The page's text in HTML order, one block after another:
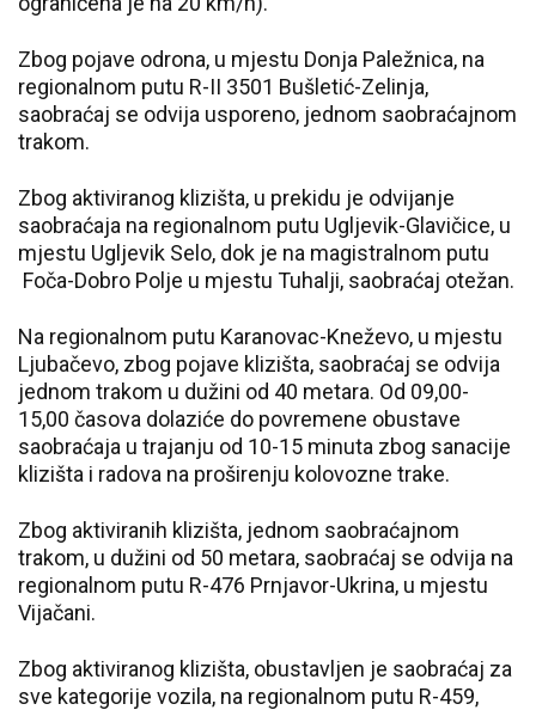
Zbog pojave odrona, u mjestu Donja Paležnica, na
regionalnom putu R-II 3501 Bušletić-Zelinja,
saobraćaj se odvija usporeno, jednom saobraćajnom
trakom.
Zbog aktiviranog klizišta, u prekidu je odvijanje
saobraćaja na regionalnom putu Ugljevik-Glavičice, u
mjestu Ugljevik Selo, dok je na magistralnom putu
Foča-Dobro Polje u mjestu Tuhalji, saobraćaj otežan.
Na regionalnom putu Karanovac-Kneževo, u mjestu
Ljubačevo, zbog pojave klizišta, saobraćaj se odvija
jednom trakom u dužini od 40 metara. Od 09,00-
15,00 časova dolaziće do povremene obustave
saobraćaja u trajanju od 10-15 minuta zbog sanacije
klizišta i radova na proširenju kolovozne trake.
Zbog aktiviranih klizišta, jednom saobraćajnom
trakom, u dužini od 50 metara, saobraćaj se odvija na
regionalnom putu R-476 Prnjavor-Ukrina, u mjestu
Vijačani.
Zbog aktiviranog klizišta, obustavljen je saobraćaj za
sve kategorije vozila, na regionalnom putu R-459,